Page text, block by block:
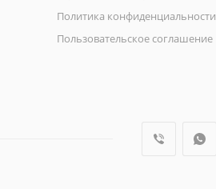
Политика конфиденциальности
Пользовательское соглашение